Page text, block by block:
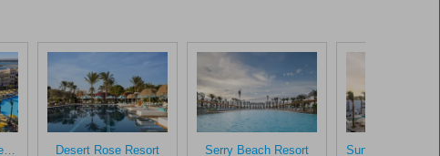
Desert Rose Resort Serry Beach Resort